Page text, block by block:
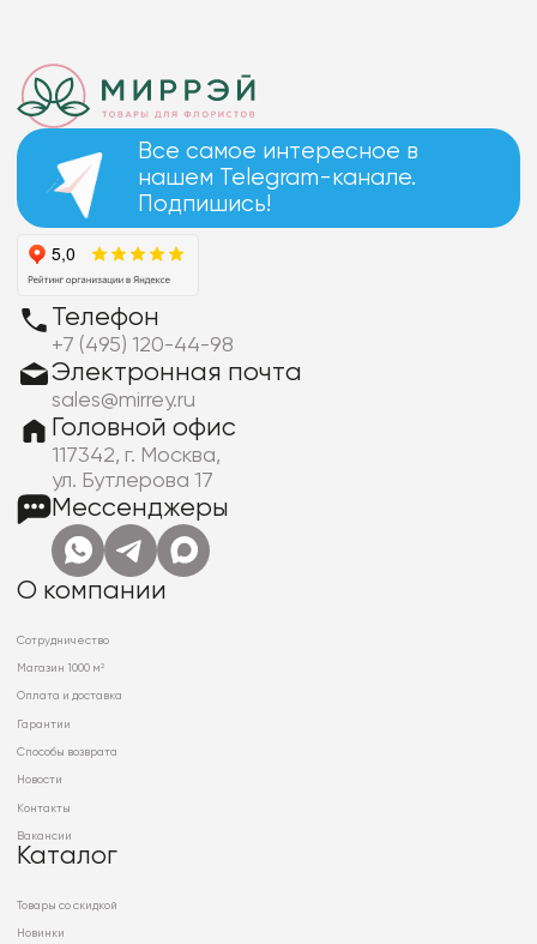
Все самое интересное в
нашем Telegram-канале.
Подпишись!
Телефон
+7 (495) 120-44-98
Электронная почта
sales@mirrey.ru
Головной офис
117342, г. Москва,
ул. Бутлерова 17
Мессенджеры
О компании
Сотрудничество
Магазин 1000 м²
Оплата и доставка
Гарантии
Способы возврата
Новости
Контакты
Вакансии
Каталог
Товары со скидкой
Новинки